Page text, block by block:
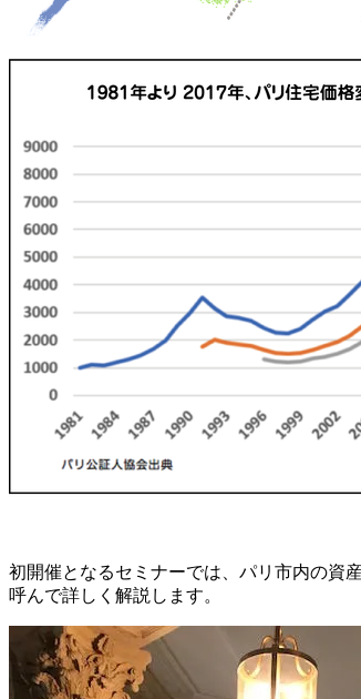
初開催となるセミナーでは、パリ市内の資
呼んで詳しく解説します。